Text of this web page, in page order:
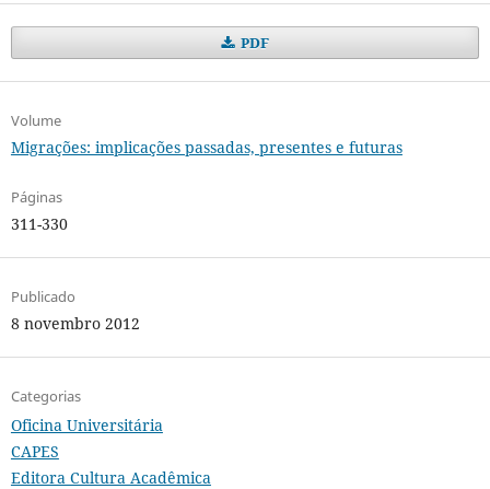
PDF
Volume
Migrações: implicações passadas, presentes e futuras
Páginas
311-330
Publicado
8 novembro 2012
Categorias
Oficina Universitária
CAPES
Editora Cultura Acadêmica